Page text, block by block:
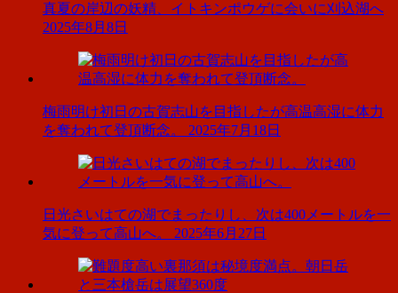
真夏の岸辺の妖精、イトキンポウゲに会いに刈込湖へ
2025年8月8日
梅雨明け初日の古賀志山を目指したが高温高湿に体力
を奪われて登頂断念。
2025年7月18日
日光さいはての湖でまったりし、次は400メートルを一
気に登って高山へ。
2025年6月27日